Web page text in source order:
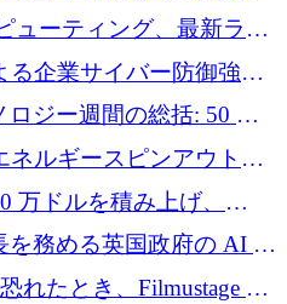
グに対する DFINITY の
ューティング、最新ラウ
万ドルを目標
る企業サイバー防御強化
ロを調達
ジー週間の総括: 50 以
ロ以上を投資
ネルギースピンアウト原
万ポンドの資金調達でス
万ドルを積み上げ、
ユーロの基金を立ち上
る
を務める英国政府の AI タ
れたとき、Filmustage は